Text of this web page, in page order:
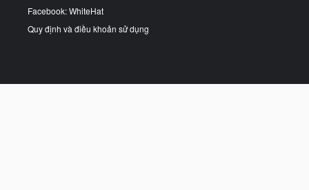
Facebook: WhiteHat
Quy định và điều khoản sử dụng